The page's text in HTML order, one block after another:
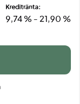
Kreditränta:
9,74 % - 21,90 %